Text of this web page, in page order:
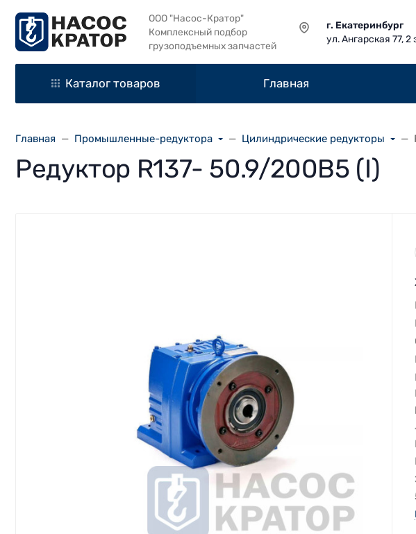
ООО "Насос-Кратор"
Комплексный подбор
грузоподъемных запчастей
г. Екатеринбург
ул. Ангарская 77,
Каталог товаров Главная
Главная Промышленные-редуктора Цилиндрические редукторы
Редуктор R137- 50.9/200B5 (I)